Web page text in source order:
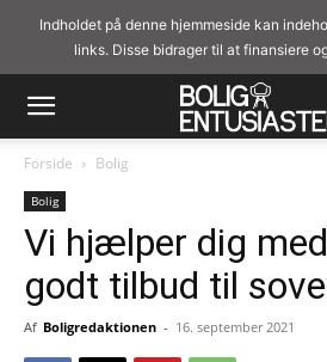
Indholdet på denne hjemmeside kan
links. Disse bidrager til at finansiere
Forside Bolig
Bolig
Vi hjælper dig
godt tilbud til
Af Boligredaktionen - 16. september 2021